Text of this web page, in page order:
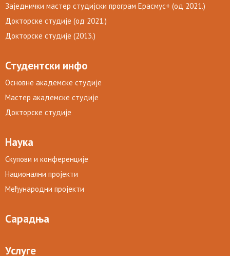
Заједнички мастер студијски програм Ерасмус+ (од 2021.)
Докторске студије (од 2021.)
Докторске студије (2013.)
Студентски инфо
Основне академске студије
Мастер академске студије
Докторске студије
Наука
Скупови и конференције
Национални пројекти
Међународни пројекти
Сарадња
Услуге